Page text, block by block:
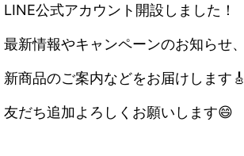
LINE公式アカウント開設しました！
最新情報やキャンペーンのお知らせ、
新商品のご案内などをお届けします🎸
友だち追加よろしくお願いします😄